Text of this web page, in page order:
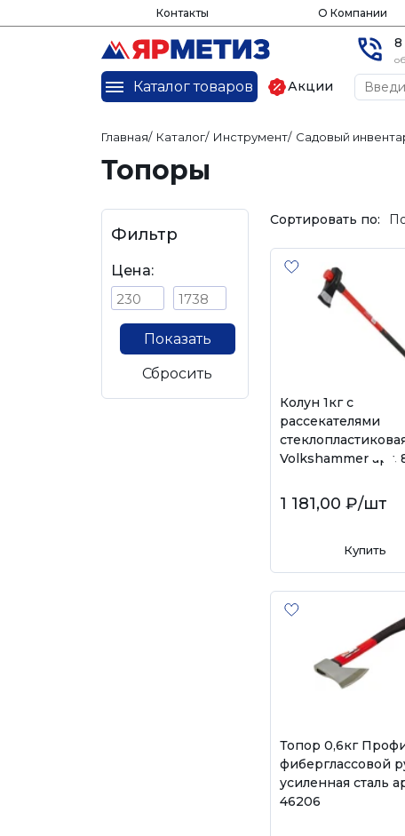
Контакты О Компании
8
Каталог товаров Акции
Главная/ Каталог/ Инструмент/ Садовый
Топоры
Фильтр
Цена:
Показать
Сбросить
Сортировать по:
Колун 1кг с
рассекателями
Volkshammer арт.
1 181,00 ₽/шт
Купить
Топор 0,6кг
фиберглассовой
усиленная сталь
46206